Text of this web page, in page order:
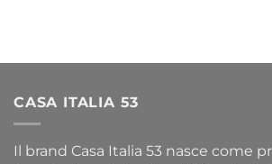
CASA ITALIA 53
Il brand Casa Italia 53 nasce come